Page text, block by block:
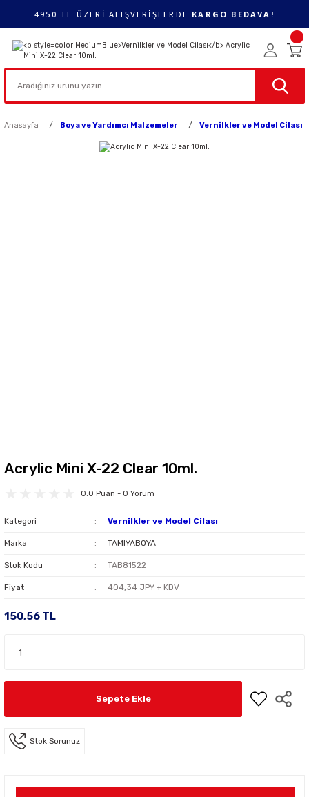
4950 TL ÜZERİ ALIŞVERİŞLERDE KARGO BEDAVA!
Anasayfa Boya ve Yardımcı Malzemeler Vernilkler ve Model Cilası
Acrylic Mini X-22 Clear 10ml.
0.0 Puan - 0 Yorum
Kategori Vernilkler ve Model Cilası
Marka TAMIYABOYA
Stok Kodu TAB81522
Fiyat 404,34 JPY + KDV
150,56 TL
Sepete Ekle
Stok Sorunuz